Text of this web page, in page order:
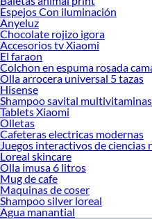
Espejos Con iluminación
Anyeluz
Chocolate rojizo igora
Accesorios tv Xiaomi
El faraon
Colchon en espuma rosada
Olla arrocera universal 5 tazas
Hisense
Shampoo savital multivitaminas
Tablets Xiaomi
Olletas
Cafeteras electricas modernas
Juegos interactivos de ciencias
Loreal skincare
Olla imusa 6 litros
Mug de cafe
Maquinas de coser
Shampoo silver loreal
Agua manantial